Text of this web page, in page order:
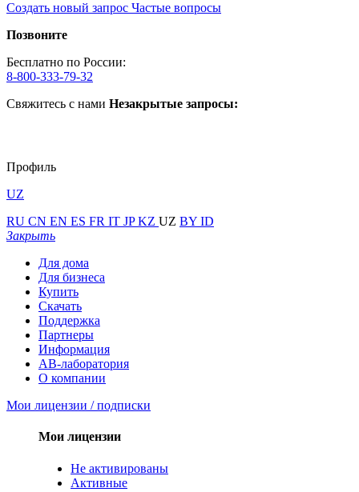
Создать новый запрос Частые вопросы
Позвоните
Бесплатно по России:
8-800-333-79-32
Свяжитесь с нами Незакрытые запросы:
Профиль
UZ
RU CN EN ES FR IT JPKZ UZ BY ID
Закрыть
Для дома
Для бизнеса
Купить
Скачать
Поддержка
Партнеры
Информация
АВ-лаборатория
О компании
Мои лицензии / подписки
Мои лицензии
Не активированы
Активные